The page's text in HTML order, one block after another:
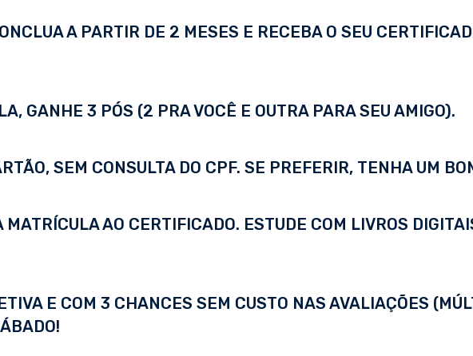
A PARTIR DE 2 MESES E RECEBA O SEU
GANHE 3 PÓS (2 PRA VOCÊ E OUTRA PARA SEU AMIGO).
SEM CONSULTA DO CPF. SE PREFERIR, TENHA UM
AO CERTIFICADO. ESTUDE COM LIVROS
E COM 3 CHANCES SEM CUSTO NAS AVALIAÇÕES